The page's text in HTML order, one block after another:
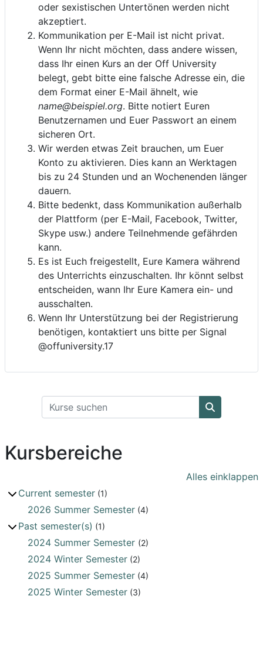
oder sexistischen Untertönen werden nicht
akzeptiert.
Kommunikation per E-Mail ist nicht privat.
Wenn Ihr nicht möchten, dass andere wissen,
dass Ihr einen Kurs an der Off University
belegt, gebt bitte eine falsche Adresse ein, die
dem Format einer E-Mail ähnelt, wie
name@beispiel.org. Bitte notiert Euren
Benutzernamen und Euer Passwort an einem
sicheren Ort.
Wir werden etwas Zeit brauchen, um Euer
Konto zu aktivieren. Dies kann an Werktagen
bis zu 24 Stunden und an Wochenenden länger
dauern.
Bitte bedenkt, dass Kommunikation außerhalb
der Plattform (per E-Mail, Facebook, Twitter,
Skype usw.) andere Teilnehmende gefährden
kann.
Es ist Euch freigestellt, Eure Kamera während
des Unterrichts einzuschalten. Ihr könnt selbst
entscheiden, wann Ihr Eure Kamera ein- und
ausschalten.
Wenn Ihr Unterstützung bei der Registrierung
benötigen, kontaktiert uns bitte per Signal
@offuniversity.17
Kurse suchen
Kurse
Kursbereiche
Alles einklappen
Current semester (1)
2026 Summer Semester (4)
Past semester(s) (1)
2024 Summer Semester (2)
2024 Winter Semester (2)
2025 Summer Semester (4)
2025 Winter Semester (3)